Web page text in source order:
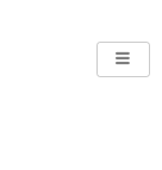
إلى
المحتوى